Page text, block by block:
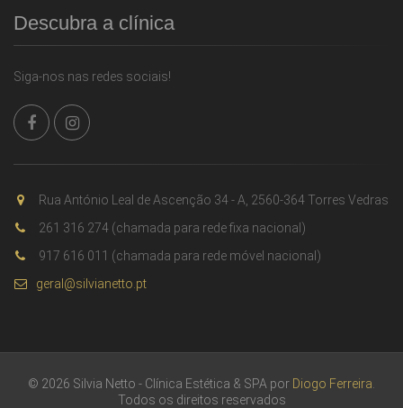
Descubra a clínica
Siga-nos nas redes sociais!
Rua António Leal de Ascenção 34 - A, 2560-364 Torres Vedras
261 316 274 (chamada para rede fixa nacional)
917 616 011 (chamada para rede móvel nacional)
geral@silvianetto.pt
© 2026 Silvia Netto - Clínica Estética & SPA por Diogo Ferreira
Todos os direitos reservados